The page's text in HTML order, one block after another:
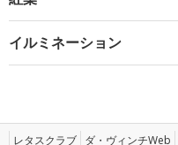
イルミネーション
レタスクラブ ダ・ヴィンチWeb